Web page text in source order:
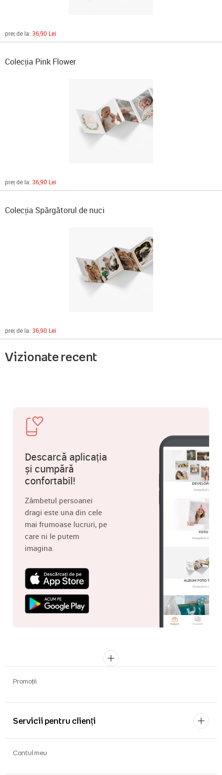
preț de la: 36,90 Lei
Colecția Pink Flower
preț de la: 36,90 Lei
Colecția Spărgătorul de nuci
preț de la: 36,90 Lei
Vizionate recent
Descarcă aplicația
și cumpără
confortabil!
Zâmbetul persoanei
dragi este una din cele
mai frumoase lucruri, pe
care ni le putem
imagina.
Promoții
Servicii pentru clienți
Contul meu